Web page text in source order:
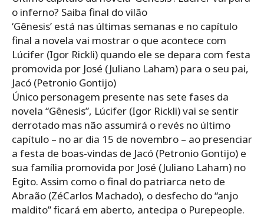
o inferno? Saiba final do vilão
‘Gênesis’ está nas últimas semanas e no capítulo
final a novela vai mostrar o que acontece com
Lúcifer (Igor Rickli) quando ele se depara com festa
promovida por José (Juliano Laham) para o seu pai,
Jacó (Petronio Gontijo)
Único personagem presente nas sete fases da
novela “Gênesis”, Lúcifer (Igor Rickli) vai se sentir
derrotado mas não assumirá o revés no último
capítulo – no ar dia 15 de novembro – ao presenciar
a festa de boas-vindas de Jacó (Petronio Gontijo) e
sua família promovida por José (Juliano Laham) no
Egito. Assim como o final do patriarca neto de
Abraão (ZéCarlos Machado), o desfecho do “anjo
maldito” ficará em aberto, antecipa o Purepeople.